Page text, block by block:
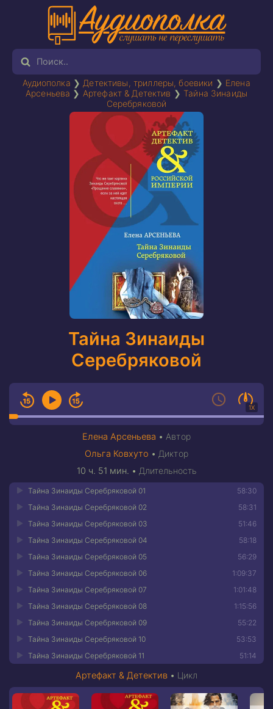
Аудиополка ❯ Детективы, триллеры, боевики ❯ Елена
Арсеньева ❯ Артефакт & Детектив ❯ Тайна Зинаиды
Серебряковой
Тайна Зинаиды
Серебряковой
1X
Елена Арсеньева •Автор
Ольга Ковхуто •Диктор
10 ч. 51 мин. • Длительность
58:30
Тайна Зинаиды Серебряковой 01
58:31
Тайна Зинаиды Серебряковой 02
51:46
Тайна Зинаиды Серебряковой 03
58:18
Тайна Зинаиды Серебряковой 04
56:29
Тайна Зинаиды Серебряковой 05
1:09:37
Тайна Зинаиды Серебряковой 06
1:01:48
Тайна Зинаиды Серебряковой 07
1:15:56
Тайна Зинаиды Серебряковой 08
55:22
Тайна Зинаиды Серебряковой 09
53:53
Тайна Зинаиды Серебряковой 10
51:14
Тайна Зинаиды Серебряковой 11
Артефакт & Детектив • Цикл